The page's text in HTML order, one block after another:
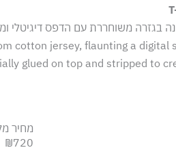
בגזרה משוחררת עם הדפס דיגיטלי
cotton jersey, flaunting a digital
glued on top and stripped to
מחיר
₪720